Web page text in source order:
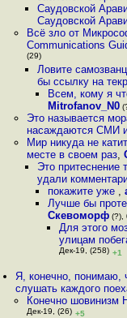
Саудовской
Саудовской
Всё зло от
Communications
(29)
Ловите
бы ссылку на
Всем, кому я
Mitrofanov_N0
Это называется
насаждаются СМИ
Мир никуда не
месте в своем раз,
Это притеснение
удали
покажите уже ,
Лучше бы
Скевоморф (?),
Для этого
улицам
Дек-19, (258) +1
Я, конечно, понимаю,
слушать каждого
Конечно
Дек-19, (26) +5